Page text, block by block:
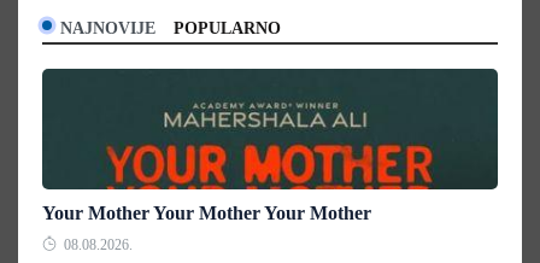
NAJNOVIJE POPULARNO
Your Mother Your Mother Your Mother
08.08.2026.